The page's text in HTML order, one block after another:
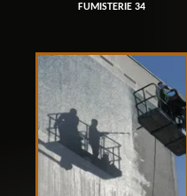
FUMISTERIE 34